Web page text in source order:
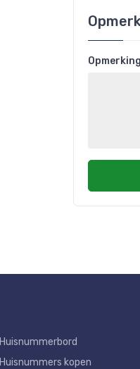
Huisnummerbord
Huisnummers kopen